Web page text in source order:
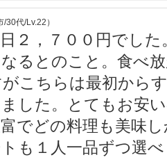
30代/Lv.22）
２，７００円でし
るとのこと。食べ
こちらは最初から
した。とてもお安
でどの料理も美味
も１人一品ずつ選